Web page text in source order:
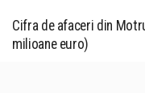
Cifra de afaceri din
milioane euro)